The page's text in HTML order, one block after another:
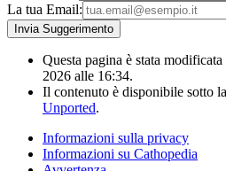
La tua Email:
Questa pagina è stata
2026 alle 16:34.
Il contenuto è disponibile sotto la
Unported.
Informazioni sulla privacy
Informazioni su Cathopedia